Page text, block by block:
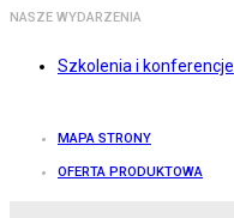
NASZE WYDARZENIA
Szkolenia i konferencje
MAPA STRONY
OFERTA PRODUKTOWA